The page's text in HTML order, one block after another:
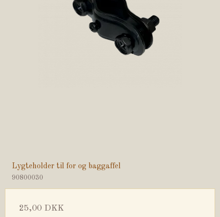
Lygteholder til for og baggaffel
90800030
25,00 DKK